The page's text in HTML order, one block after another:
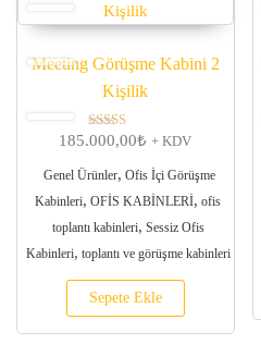
Meeting Görüşme Kabini 2
Kişilik
5 üzerinden
oy aldı
185.000,00₺ + KDV
Genel Ürünler, Ofis İçi Görüşme
Kabinleri, OFİS KABİNLERİ, ofis
toplantı kabinleri, Sessiz Ofis
Kabinleri, toplantı ve görüşme kabinleri
Sepete Ekle